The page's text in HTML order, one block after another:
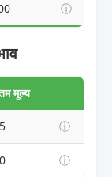
ⓘ
मूल्य
ⓘ
ⓘ